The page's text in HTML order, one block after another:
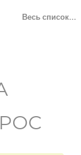
Весь список...